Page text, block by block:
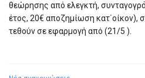
θεώρησης από ελεγκτή,
έτος, 20€ αποζημίωση κατ΄οίκον),
τεθούν σε εφαρμογή από (21/5 ).